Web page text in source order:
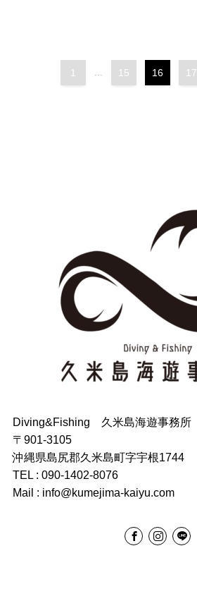
1 ... 15 16 17
Diving&Fishing 久米島海遊事務所
〒901-3105
沖縄県島尻郡久米島町字宇根1744
TEL : 090-1402-8076
Mail : info@kumejima-kaiyu.com